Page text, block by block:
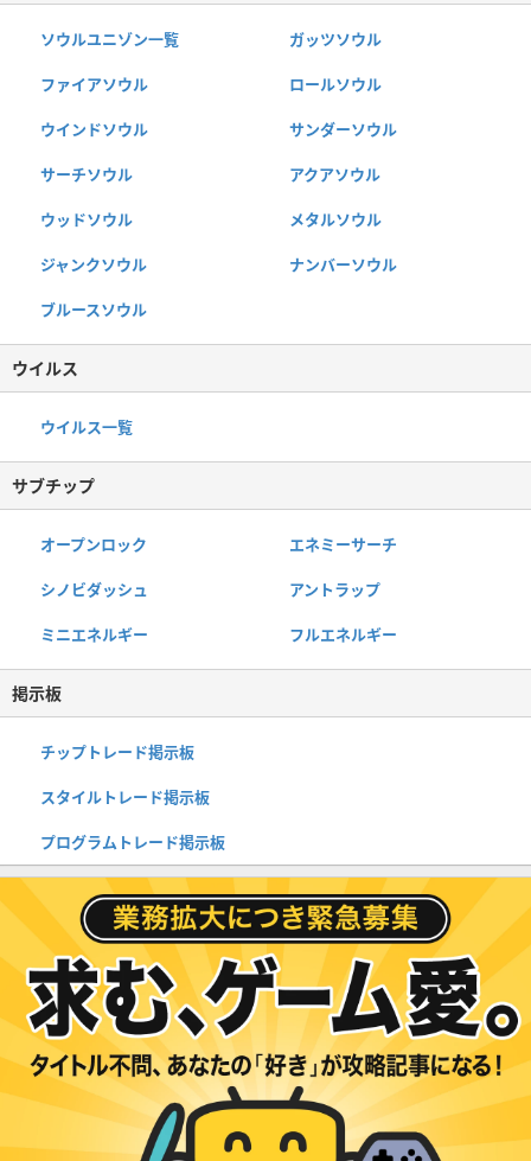
ソウルユニゾン一覧 ガッツソウル
ファイアソウル ロールソウル
ウインドソウル サンダーソウル
サーチソウル アクアソウル
ウッドソウル メタルソウル
ジャンクソウル ナンバーソウル
ブルースソウル
ウイルス
ウイルス一覧
サブチップ
オープンロック エネミーサーチ
シノビダッシュ アントラップ
ミニエネルギー フルエネルギー
掲示板
チップトレード掲示板
スタイルトレード掲示板
プログラムトレード掲示板